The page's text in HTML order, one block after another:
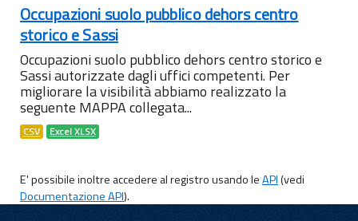
Occupazioni suolo pubblico dehors centro
storico e Sassi
Occupazioni suolo pubblico dehors centro storico e
Sassi autorizzate dagli uffici competenti. Per
migliorare la visibilità abbiamo realizzato la
seguente MAPPA collegata...
CSV Excel XLSX
E' possibile inoltre accedere al registro usando leAPI(vedi
Documentazione API).